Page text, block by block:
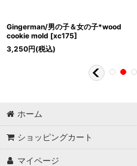
Gingerman/男の子＆女の子*wood
cookie mold [xc175]
3,250円(税込)
ホーム
ショッピングカート
マイページ